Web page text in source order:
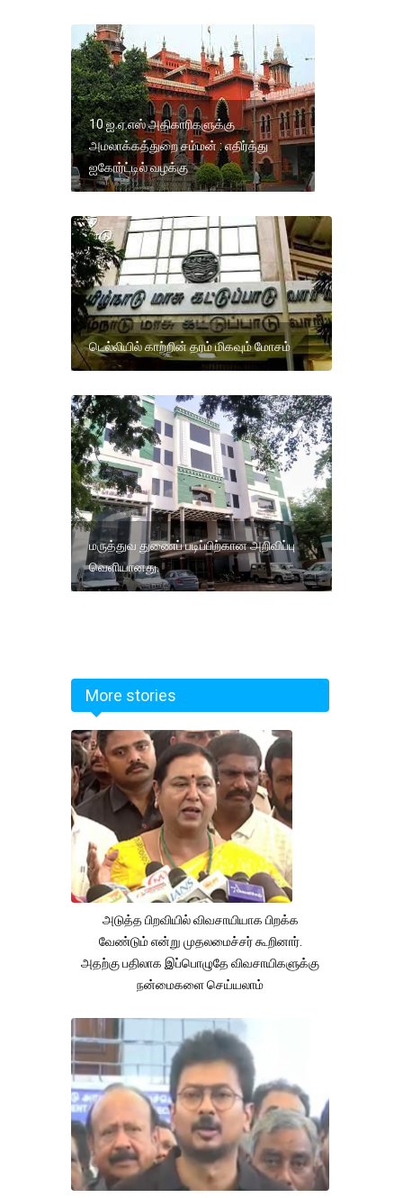
10 ஐ.ஏ.எஸ் அதிகாரிகளுக்கு
அமலாக்கத்துறை சம்மன் : எதிர்த்து
ஐகோர்ட்டில் வழக்கு
டெல்லியில் காற்றின் தரம் மிகவும் மோசம்
மருத்துவ துணைப் படிப்பிற்கான அறிவிப்பு
வெளியானது.
More stories
அடுத்த பிறவியில் விவசாயியாக பிறக்க
வேண்டும் என்று முதலமைச்சர் கூறினார்.
அதற்கு பதிலாக இப்பொழுதே விவசாயிகளுக்கு
நன்மைகளை செய்யலாம்